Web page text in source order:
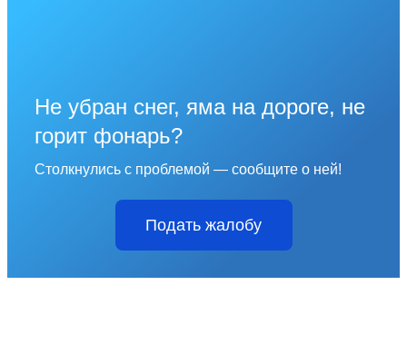
Не убран снег, яма на дороге, не
горит фонарь?
Столкнулись с проблемой — сообщите о ней!
Подать жалобу